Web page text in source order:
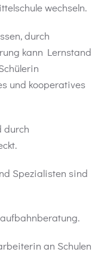
wechseln.
durch
kann Lernstand
und kooperatives
durch
Spezialisten sind
an Schulen